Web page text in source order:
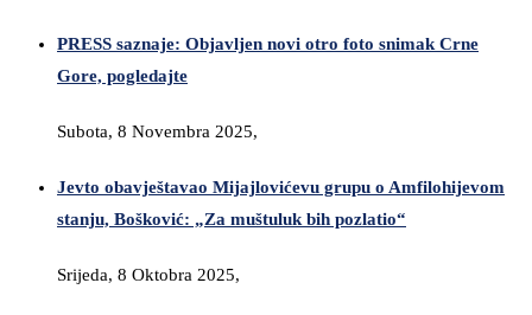
PRESS saznaje: Objavljen novi otro foto snimak Crne
Gore, pogledajte
Subota, 8 Novembra 2025,
Jevto obavještavao Mijajlovićevu grupu o Amfilohijevom
stanju, Bošković: „Za muštuluk bih pozlatio“
Srijeda, 8 Oktobra 2025,